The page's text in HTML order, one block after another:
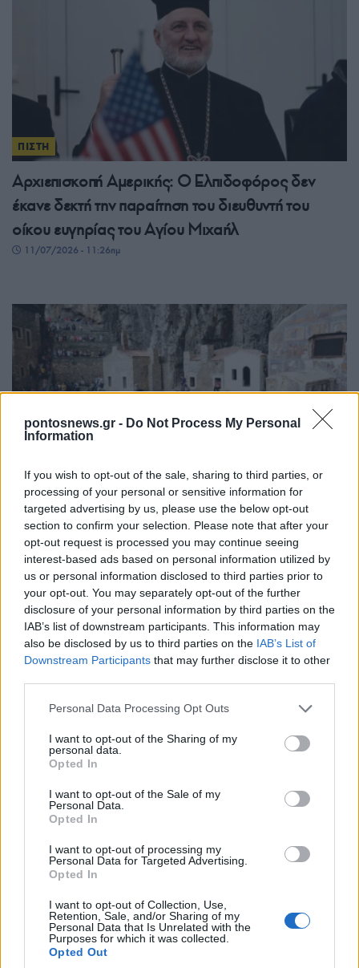
pontosnews.gr - Do Not Process My Personal
Information
If you wish to opt-out of the sale, sharing to third parties, or
processing of your personal or sensitive information for
targeted advertising by us, please use the below opt-out
section to confirm your selection. Please note that after your
opt-out request is processed you may continue seeing
interest-based ads based on personal information utilized by
us or personal information disclosed to third parties prior to
your opt-out. You may separately opt-out of the further
disclosure of your personal information by third parties on the
IAB’s list of downstream participants. This information may
also be disclosed by us to third parties on the IAB’s List of
Downstream Participants that may further disclose it to other
Please note that this website/app uses one or more Google
not limited to your visit or usage behaviour. You may click to
grant or deny consent to Google and its third-party tags to
use your data for below specified purposes in below Google
consent section.
Personal Data Processing Opt Outs
I want to opt-out of the Sharing of my
personal data.
Opted In
I want to opt-out of the Sale of my
Personal Data.
Opted In
I want to opt-out of processing my
Personal Data for Targeted Advertising.
Opted In
I want to opt-out of Collection, Use,
Retention, Sale, and/or Sharing of my
Personal Data that Is Unrelated with the
Purposes for which it was collected.
Opted Out
ΠΙΣΤΗ
Αρχιεπισκοπή Αμερικής: Ο Ελπιδοφόρος δεν
έκανε δεκτή την παραίτηση του διευθυντή του
οίκου ευγηρίας του Αγίου Μιχαήλ
11/07/2026 - 11:26πμ
Παναγία Σουμελά: Ο μητροπολίτης Νεαπόλεως
Βαρνάβας θα προεξάρχει της λειτουργίας στα
Εννιάμερα
8/07/2026 - 3:59μμ
ΠΙΣΤΗ
Αγία Κυριακή στον Βόσπορο: Τα δύο αγιάσματα
της Μητρόπολης Δέρκων που κρατούν ζωντανή τη
μνήμη της Πόλης
8/07/2026 - 12:09μμ